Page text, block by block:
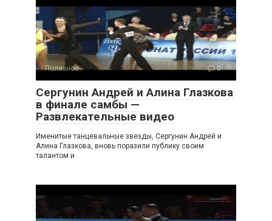
Полезное 0
Сергунин Андрей и Алина Глазкова
в финале самбы —
Развлекательные видео
Именитые танцевальные звезды, Сергунин Андрей и
Алина Глазкова, вновь поразили публику своим
талантом и